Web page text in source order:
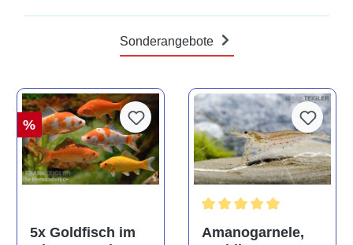
Sonderangebote
%
5x Goldfisch im
Amanogarnele,